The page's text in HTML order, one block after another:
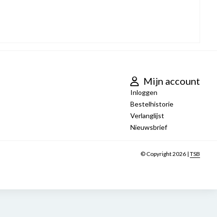
Mijn account
Inloggen
Bestelhistorie
Verlanglijst
Nieuwsbrief
© Copyright 2026 | TSB